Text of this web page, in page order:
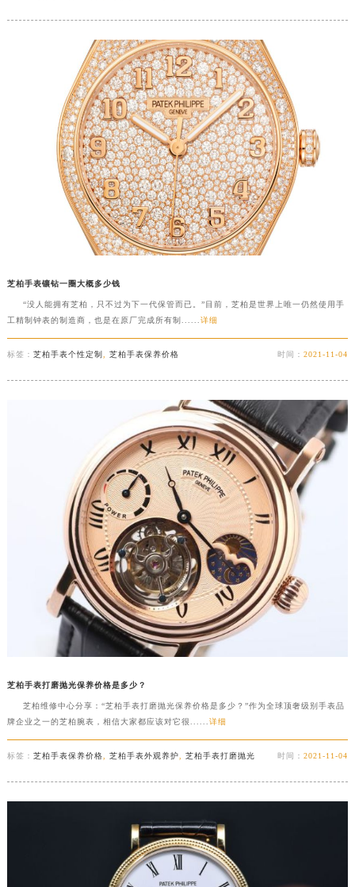
芝柏手表镶钻一圈大概多少钱
“没人能拥有芝柏，只不过为下一代保管而已。”目前，芝柏是世界上唯一仍然使用手
工精制钟表的制造商，也是在原厂完成所有制...... 详细
标签： 芝柏手表个性定制 芝柏手表保养价格 时间：2021-11-04
芝柏手表打磨抛光保养价格是多少？
芝柏维修中心分享：“芝柏手表打磨抛光保养价格是多少？”作为全球顶奢级别手表品
牌企业之一的芝柏腕表，相信大家都应该对它很...... 详细
标签： 芝柏手表保养价格 芝柏手表外观养护 芝柏手表打磨抛光 时间：2021-11-04